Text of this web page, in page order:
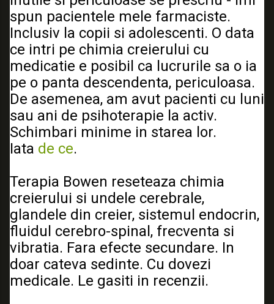
spun pacientele mele farmaciste.
Inclusiv la copii si adolescenti. O data
ce intri pe chimia creierului cu
medicatie e posibil ca lucrurile sa o ia
pe o panta descendenta, periculoasa.
De asemenea, am avut pacienti cu luni
sau ani de psihoterapie la activ.
Schimbari minime in starea lor.
Iata de ce.
Terapia Bowen reseteaza chimia
creierului si undele cerebrale,
glandele din creier, sistemul endocrin,
fluidul cerebro-spinal, frecventa si
vibratia. Fara efecte secundare. In
doar cateva sedinte. Cu dovezi
medicale. Le gasiti in recenzii.